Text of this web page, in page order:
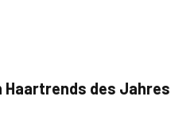
des Jahres